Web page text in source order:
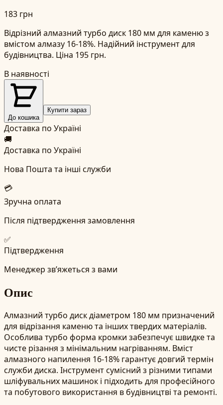
183 грн
Відрізний алмазний турбо диск 180 мм для каменю з
вмістом алмазу 16-18%. Надійний інструмент для
будівництва. Ціна 195 грн.
В наявності
До кошика
Купити зараз
Доставка по Україні
🚚
Доставка по Україні
Нова Пошта та інші служби
💳
Зручна оплата
Після підтвердження замовлення
✅
Підтвердження
Менеджер зв’яжеться з вами
Опис
Алмазний турбо диск діаметром 180 мм призначений
для відрізання каменю та інших твердих матеріалів.
Особлива турбо форма кромки забезпечує швидке та
чисте різання з мінімальним нагріванням. Вміст
алмазного напилення 16-18% гарантує довгий термін
служби диска. Інструмент сумісний з різними типами
шліфувальних машинок і підходить для професійного
та побутового використання в будівництві та ремонті.